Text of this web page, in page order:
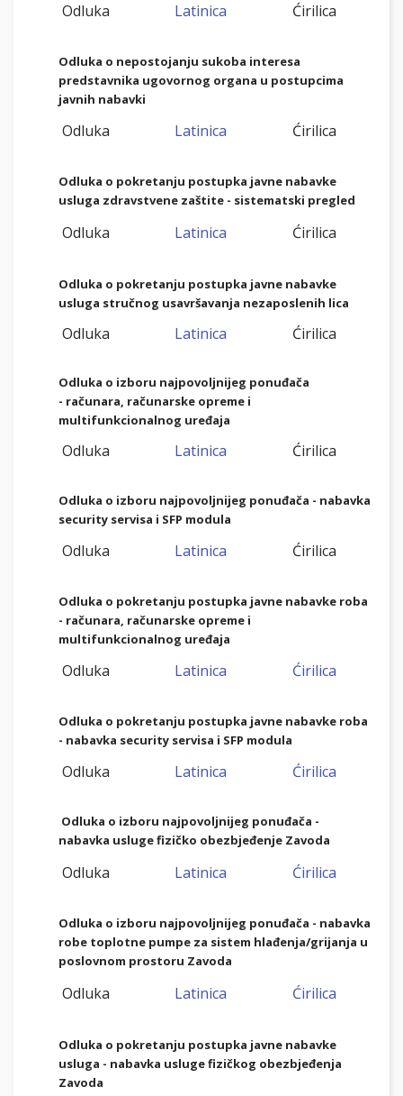
Odluka Latinica Ćirilica
Odluka o nepostojanju sukoba interesa
predstavnika ugovornog organa u postupcima
javnih nabavki
Odluka Latinica Ćirilica
Odluka o pokretanju postupka javne nabavke
usluga zdravstvene zaštite - sistematski pregled
Odluka Latinica Ćirilica
Odluka o pokretanju postupka javne nabavke
usluga stručnog usavršavanja nezaposlenih lica
Odluka Latinica Ćirilica
Odluka o izboru najpovoljnijeg ponuđača
- računara, računarske opreme i
multifunkcionalnog uređaja
Odluka Latinica Ćirilica
Odluka o izboru najpovoljnijeg ponuđača - nabavka
security servisa i SFP modula
Odluka Latinica Ćirilica
Odluka o pokretanju postupka javne nabavke roba
- računara, računarske opreme i
multifunkcionalnog uređaja
Odluka Latinica Ćirilica
Odluka o pokretanju postupka javne nabavke roba
- nabavka security servisa i SFP modula
Odluka Latinica Ćirilica
Odluka o izboru najpovoljnijeg ponuđača -
nabavka usluge fizičko obezbjeđenje Zavoda
Odluka Latinica Ćirilica
Odluka o izboru najpovoljnijeg ponuđača - nabavka
robe toplotne pumpe za sistem hlađenja/grijanja u
poslovnom prostoru Zavoda
Odluka Latinica Ćirilica
Odluka o pokretanju postupka javne nabavke
usluga - nabavka usluge fizičkog obezbjeđenja
Zavoda